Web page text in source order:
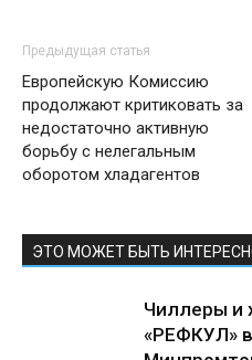
Предыдущая статья
Европейскую Комиссию
продолжают критиковать за
недостаточно активную
борьбу с нелегальным
оборотом хладагентов
ЭТО МОЖЕТ БЫТЬ
Чиллеры и
«РЕФКУЛ»